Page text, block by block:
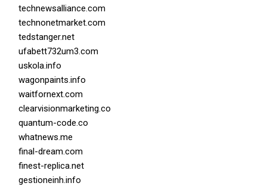
technewsalliance.com
technonetmarket.com
tedstanger.net
ufabett732um3.com
uskola.info
wagonpaints.info
waitfornext.com
clearvisionmarketing.co
quantum-code.co
whatnews.me
final-dream.com
finest-replica.net
gestioneinh.info